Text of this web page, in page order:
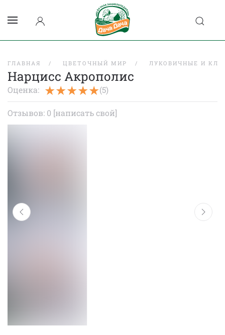
ГЛАВНАЯ ЦВЕТОЧНЫЙ МИР ЛУКОВИЧНЫЕ И
Нарцисс Акрополис
Оценка: (5)
Отзывов: 0 [написать свой]